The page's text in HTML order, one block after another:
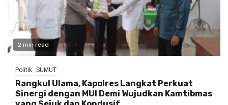
2 min read
Politik SUMUT
Rangkul Ulama, Kapolres Langkat Perkuat
Sinergi dengan MUI Demi Wujudkan Kamtibmas